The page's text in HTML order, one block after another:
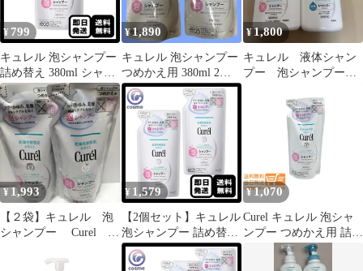
¥ 799
キュレル 泡シャンプー
詰め替え 380ml シャン
プー
¥1,890
キュレル 泡シャンプー
つめかえ用 380ml 2個
セット
¥1,800
キュレル 液体シャン
プー 泡シャンプー
¥1,993
【２袋】キュレル 泡
シャンプー Curel
¥ 1,579
【2個セット】キュレル
泡シャンプー 詰め替え
380ml シャンプー
¥1,070
Curel キュレル 泡シャ
ンプー つめかえ用 詰替
え用 380ml 医薬部外
品 送料無料